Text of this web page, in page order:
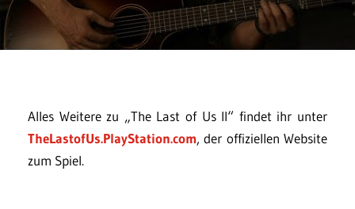
Alles Weitere zu „The Last of Us II“ findet ihr unter
TheLastofUs.PlayStation.com, der offiziellen Website
zum Spiel.